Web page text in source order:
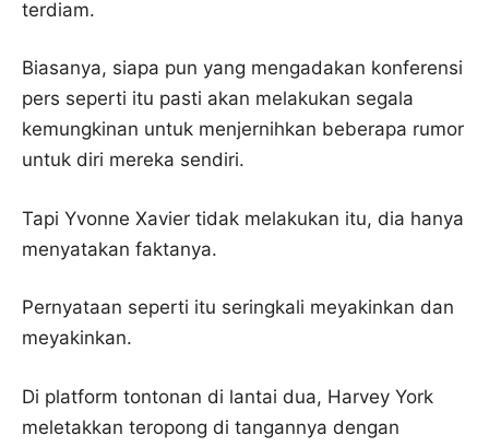
terdiam.
Biasanya, siapa pun yang mengadakan konferensi
pers seperti itu pasti akan melakukan segala
kemungkinan untuk menjernihkan beberapa rumor
untuk diri mereka sendiri.
Tapi Yvonne Xavier tidak melakukan itu, dia hanya
menyatakan faktanya.
Pernyataan seperti itu seringkali meyakinkan dan
meyakinkan.
Di platform tontonan di lantai dua, Harvey York
meletakkan teropong di tangannya dengan